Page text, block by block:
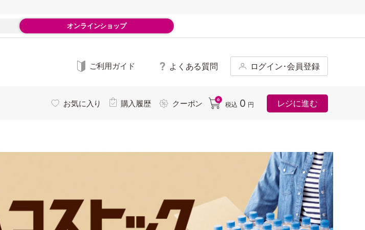
オンラインショップ
ご利用ガイド よくある質問 ログイン･会員登録
お気に入り 購入履歴 クーポン 0
税込 0 円 レジに進む